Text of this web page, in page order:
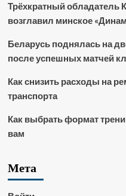
Трёхкратный обладатель
возглавил минское
Беларусь поднялась на
после успешных матчей
Как снизить расходы на
транспорта
Как выбрать формат
вам
Мета